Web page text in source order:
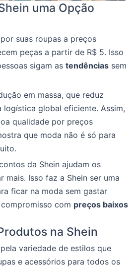
uma Opção
suas roupas a preços
peças a partir de R$ 5. Isso
sigam as tendências sem
em massa, que reduz
logística global eficiente. Assim,
qualidade por preços
que moda não é só para
da Shein ajudam os
mais. Isso faz a Shein ser uma
ficar na moda sem gastar
com preços baixos
na Shein
variedade de estilos que
e acessórios para todos os